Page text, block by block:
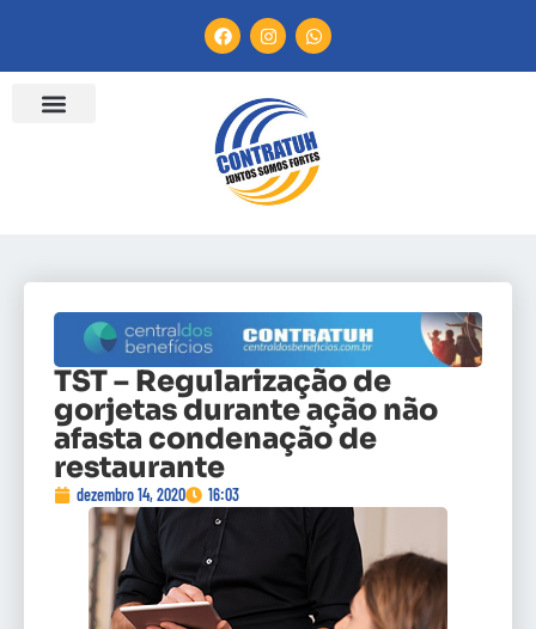
TST – Regularização de
gorjetas durante ação não
afasta condenação de
restaurante
dezembro 14, 2020 16:03